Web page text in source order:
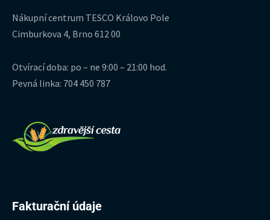
Nákupní centrum TESCO Královo Pole
Cimburkova 4, Brno 612 00
Otvírací doba: po – ne 9:00 – 21:00 hod.
Pevná linka: 704 450 787
Fakturační údaje